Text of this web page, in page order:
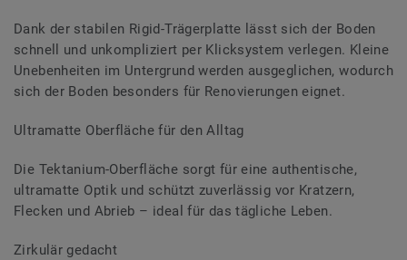
Dank der stabilen Rigid-Trägerplatte lässt sich der Boden
schnell und unkompliziert per Klicksystem verlegen. Kleine
Unebenheiten im Untergrund werden ausgeglichen, wodurch
sich der Boden besonders für Renovierungen eignet.
Ultramatte Oberfläche für den Alltag
Die Tektanium-Oberfläche sorgt für eine authentische,
ultramatte Optik und schützt zuverlässig vor Kratzern,
Flecken und Abrieb – ideal für das tägliche Leben.
Zirkulär gedacht